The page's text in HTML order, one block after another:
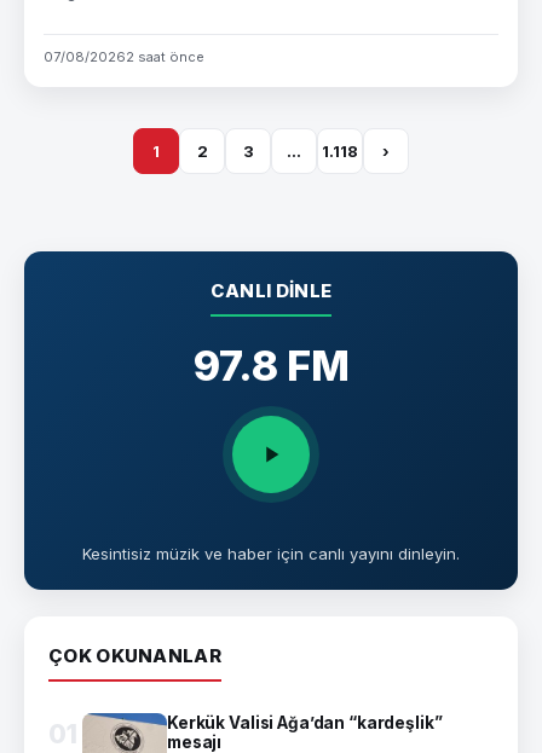
07/08/20262 saat önce
1 2 3 … 1.118 ›
CANLI DINLE
97.8 FM
Kesintisiz müzik ve haber için canlı yayını dinleyin.
ÇOK OKUNANLAR
01
Kerkük Valisi Ağa’dan “kardeşlik”
mesajı